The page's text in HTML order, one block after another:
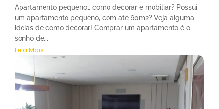
Apartamento pequeno… como decorar e mobiliar? Possui
um apartamento pequeno, com até 60m2? Veja alguma
ideias de como decorar! Comprar um apartamento é o
sonho de...
Leia Mais